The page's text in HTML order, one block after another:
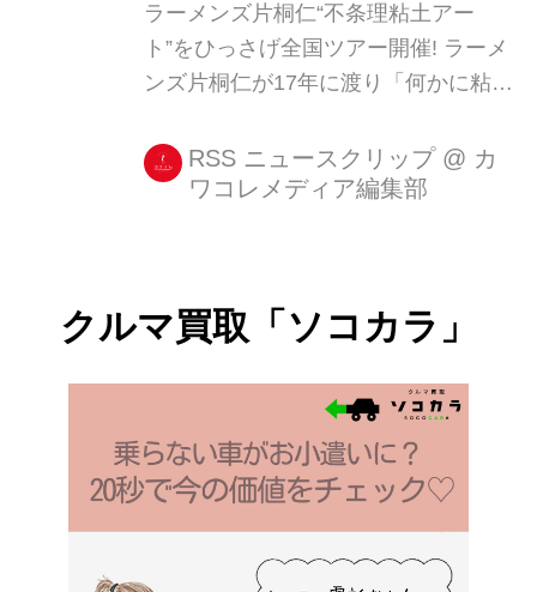
ラーメンズ片桐仁“不条理粘土アー
ト”をひっさげ全国ツアー開催! ラーメ
ンズ片桐仁が17年に渡り「何かに粘土
土作品を一挙公開する展覧会『ギリ
展』が、全国のイオンモールにて順次
RSS ニュースクリップ @ カ
ワコレメディア編集部
クルマ買取「ソコカラ」